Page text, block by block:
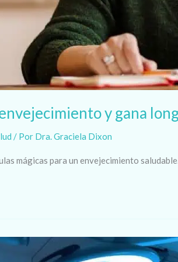
y gana
/ Por Dra. Graciela Dixon
mágicas para un envejecimiento